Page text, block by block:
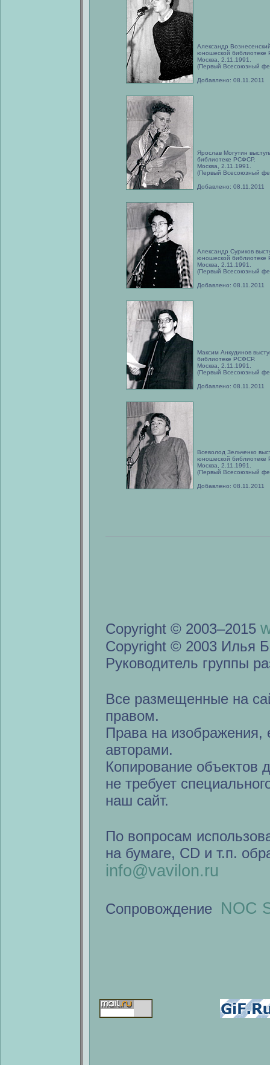
Александр
юношеской библиотеке
Москва, 2.11.1991.
(Первый Всесоюзный
Добавлено: 08.11.2011
Ярослав Могутин
библиотеке РСФСР.
Москва, 2.11.1991.
(Первый Всесоюзный
Добавлено: 08.11.2011
Александр Суриков
юношеской библиотеке
Москва, 2.11.1991.
(Первый Всесоюзный
Добавлено: 08.11.2011
Максим Анкудинов
библиотеке РСФСР.
Москва, 2.11.1991.
(Первый Всесоюзный
Добавлено: 08.11.2011
Всеволод Зельченко
юношеской библиотеке
Москва, 2.11.1991.
(Первый Всесоюзный
Добавлено: 08.11.2011
Copyright © 2003–2015
Copyright © 2003 Илья
Руководитель группы
Все размещенные на
правом.
Права на изображения,
авторами.
Копирование объектов
не требует
наш сайт.
По вопросам
на бумаге, CD и т.п.
info@vavilon.ru
Сопровождение NOC